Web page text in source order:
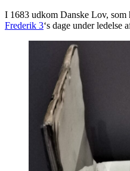
I 1683 udkom Danske Lov, som
Frederik 3‘s dage under ledelse